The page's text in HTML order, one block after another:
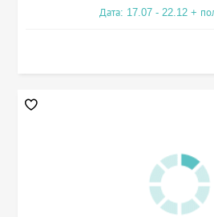
Дата: 17.07 - 22.12 +